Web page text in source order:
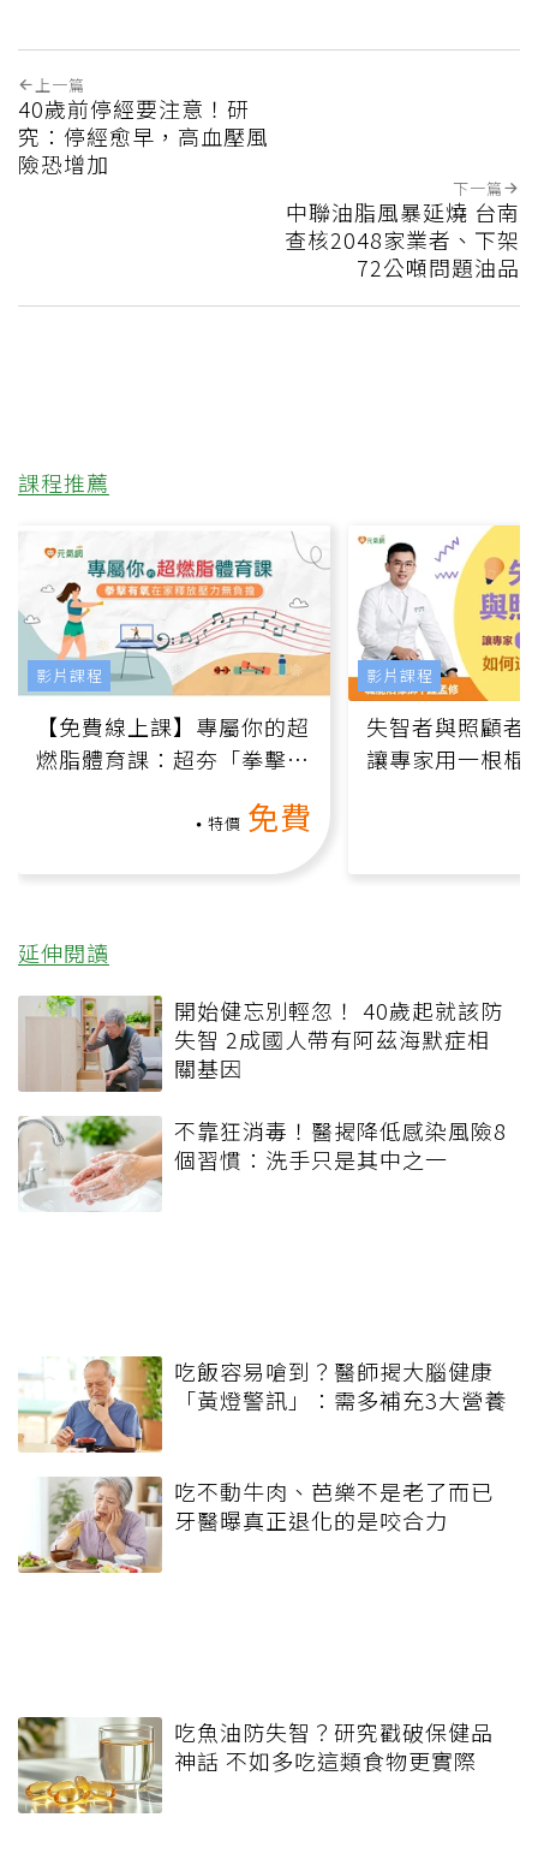
上一篇
40歲前停經要注意！研
究：停經愈早，高血壓風
險恐增加
下一篇
中聯油脂風暴延燒 台南
查核2048家業者、下架
72公噸問題油品
課程推薦
【免費線上課】專屬你的超
燃脂體育課：超夯「拳擊有
特價 免費
影片課程
失智者與照顧者
讓專家用一根棍
影片課程
延伸閱讀
開始健忘別輕忽！ 40歲起就該防
失智 2成國人帶有阿茲海默症相
關基因
不靠狂消毒！醫揭降低感染風險8
個習慣：洗手只是其中之一
吃飯容易嗆到？醫師揭大腦健康
「黃燈警訊」：需多補充3大營養
吃不動牛肉、芭樂不是老了而已
牙醫曝真正退化的是咬合力
吃魚油防失智？研究戳破保健品
神話 不如多吃這類食物更實際